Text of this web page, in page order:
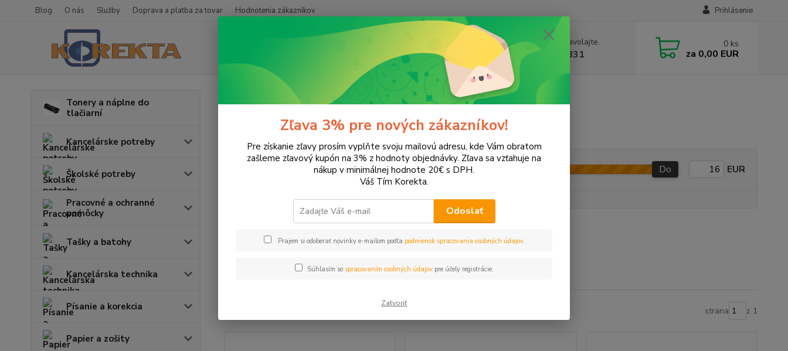
Blog O nás Služby Doprava a platba za tovar Hodnotenia zákazníkov Prihlásenie
Neviete si rady? Zavolajte.
+421 905 615 831
0 ks
za 0,00 EUR
Tonery a náplne do
tlačiarní
Kancelárske potreby
Školské potreby
Pracovné a ochranné
pomôcky
Tašky a batohy
Kancelárska technika
Písanie a korekcia
Papier a zošity
Tonery a náplne do tlačiarní Hewlett Packard HP DeskJet DeskJet 2546
DeskJet 2546
Upresniť parametre
EUR Od Do EUR
strana z 1
Zľava 3% pre nových zákazníkov!
Pre získanie zľavy prosím vyplňte svoju mailovú adresu, kde Vám obratom
zašleme zľavový kupón na 3% z hodnoty objednávky. Zľava sa vzťahuje na
nákup v minimálnej hodnote 20€ s DPH.
Váš Tím Korekta.
Odoslať
Prajem si odoberať novinky e-mailom podľa podmienok spracovania osobných údajov.
Súhlasím so spracovaním osobných údajovpre účely registrácie.
Zatvoriť